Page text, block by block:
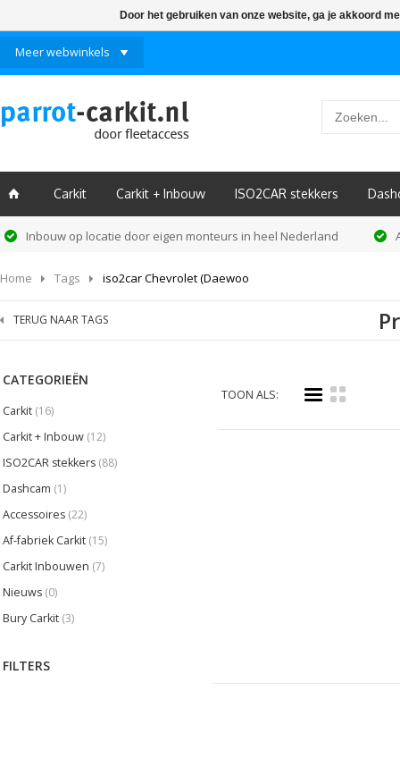
Meer webwinkels
ï Carkit Carkit + Inbouw ISO2CAR stekkers
Inbouw op locatie door eigen monteurs in heel Nederland
Home Tags iso2car Chevrolet (Daewoo
TERUG NAAR TAGS
CATEGORIEËN
Carkit (16)
Carkit + Inbouw (12)
ISO2CAR stekkers (88)
Dashcam (1)
Accessoires (22)
Af-fabriek Carkit (15)
Carkit Inbouwen (7)
Nieuws (0)
Bury Carkit (3)
FILTERS
TOON ALS: i k
Door het gebruiken van onze website, ga je akkoord